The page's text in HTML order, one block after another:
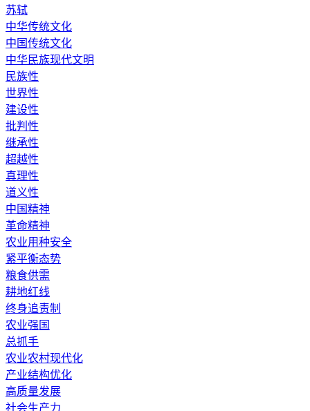
苏轼
中华传统文化
中国传统文化
中华民族现代文明
民族性
世界性
建设性
批判性
继承性
超越性
真理性
道义性
中国精神
革命精神
农业用种安全
紧平衡态势
粮食供需
耕地红线
终身追责制
农业强国
总抓手
农业农村现代化
产业结构优化
高质量发展
社会生产力